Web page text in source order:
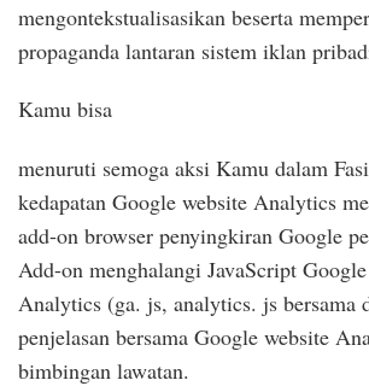
mengontekstualisasikan beserta
propaganda lantaran sistem iklan
Kamu bisa
menuruti semoga aksi Kamu dalam
kedapatan Google website Analytics
add-on browser penyingkiran Google
Add-on menghalangi JavaScript
Analytics (ga. js, analytics. js bersama
penjelasan bersama Google website
bimbingan lawatan.